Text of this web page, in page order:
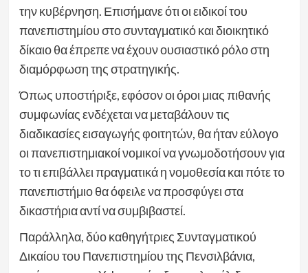
την κυβέρνηση. Επισήμανε ότι οι ειδικοί του
πανεπιστημίου στο συνταγματικό και διοικητικό
δίκαιο θα έπρεπε να έχουν ουσιαστικό ρόλο στη
διαμόρφωση της στρατηγικής.
Όπως υποστήριξε, εφόσον οι όροι μιας πιθανής
συμφωνίας ενδέχεται να μεταβάλουν τις
διαδικασίες εισαγωγής φοιτητών, θα ήταν εύλογο
οι πανεπιστημιακοί νομικοί να γνωμοδοτήσουν για
το τι επιβάλλει πραγματικά η νομοθεσία και πότε το
πανεπιστήμιο θα όφειλε να προσφύγει στα
δικαστήρια αντί να συμβιβαστεί.
Παράλληλα, δύο καθηγήτριες Συνταγματικού
Δικαίου του Πανεπιστημίου της Πενσιλβάνια,